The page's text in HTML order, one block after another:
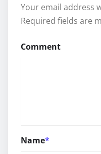
Your email address
Required fields are
Comment
Name*